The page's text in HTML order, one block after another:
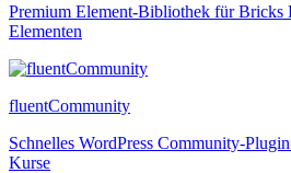
Premium Element-Bibliothek für Bricks
Elementen
fluentCommunity
Schnelles WordPress Community-
Kurse